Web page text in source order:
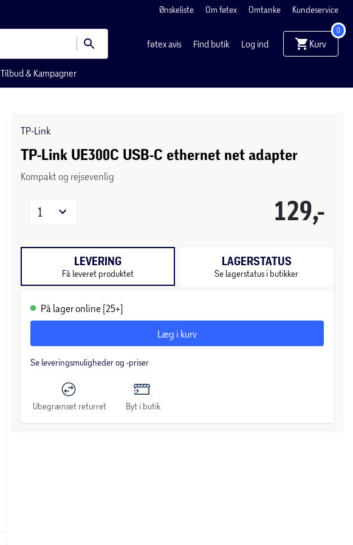
Ønskeliste Om føtex Omtanke Kundeservice
føtex avis Find butik Log ind Kurv
0
Tilbud & Kampagner
TP-Link
TP-Link UE300C USB-C ethernet net adapter
Kompakt og rejsevenlig
129,-
1
LEVERING
Få leveret produktet
LAGERSTATUS
Se lagerstatus i butikker
På lager online (25+)
Læg i kurv
Se leveringsmuligheder og -priser
Ubegrænset returret Byt i butik